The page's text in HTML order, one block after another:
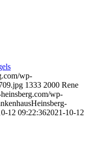
wp-
1333 2000 Rene
wp-
12 09:22:362021-10-12